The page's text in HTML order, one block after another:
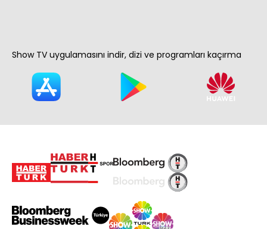
Show TV uygulamasını indir, dizi ve programları kaçırma